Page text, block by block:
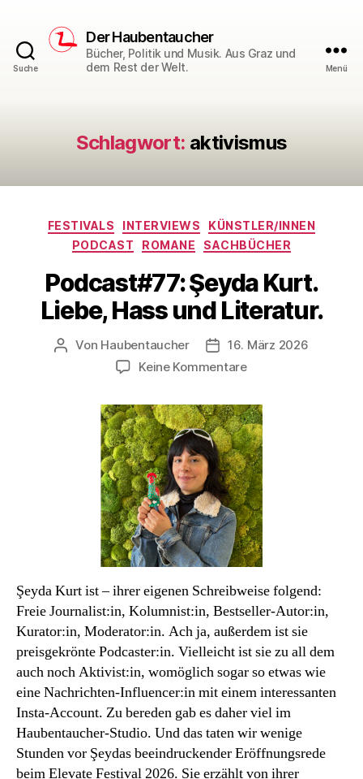
Suche
Der Haubentaucher
Bücher, Politik und Musik. Aus Graz und
dem Rest der Welt.
Menü
Schlagwort: aktivismus
Kategorien
FESTIVALS INTERVIEWS
KÜNSTLER/INNEN
PODCAST
ROMANE SACHBÜCHER
Podcast#77: Şeyda Kurt.
Liebe, Hass und Literatur.
Beitragsautor
Von Haubentaucher Veröffentlichungsdatum
16. März 2026
Keine Kommentarezu
Şeyda
Kurt.
Liebe,
Hass
und
Literatur.
Şeyda Kurt ist – ihrer eigenen Schreibweise folgend:
Freie Journalist:in, Kolumnist:in, Bestseller-Autor:in,
Kurator:in, Moderator:in. Ach ja, außerdem ist sie
preisgekrönte Podcaster:in. Vielleicht ist sie zu all dem
auch noch Aktivist:in, womöglich sogar so etwas wie
eine Nachrichten-Influencer:in mit einem interessanten
Insta-Account. Zu bereden gab es daher viel im
Haubentaucher-Studio. Und das taten wir wenige
Stunden vor Şeydas beeindruckender Eröffnungsrede
beim Elevate Festival 2026. Sie erzählt von ihrer